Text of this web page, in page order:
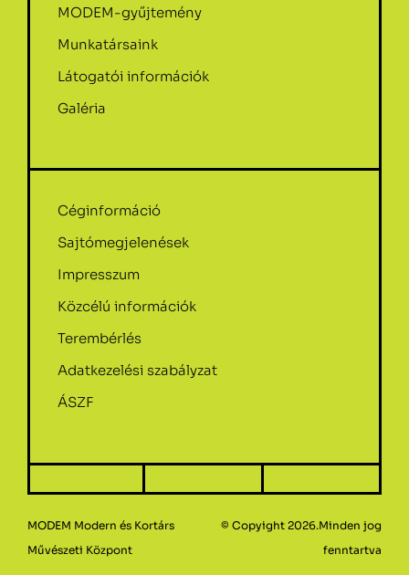
MODEM-gyűjtemény
Munkatársaink
Látogatói információk
Galéria
Céginformáció
Sajtómegjelenések
Impresszum
Közcélú információk
Terembérlés
Adatkezelési szabályzat
ÁSZF
MODEM Modern és Kortárs
Művészeti Központ
© Copyight 2026.Minden jog
fenntartva